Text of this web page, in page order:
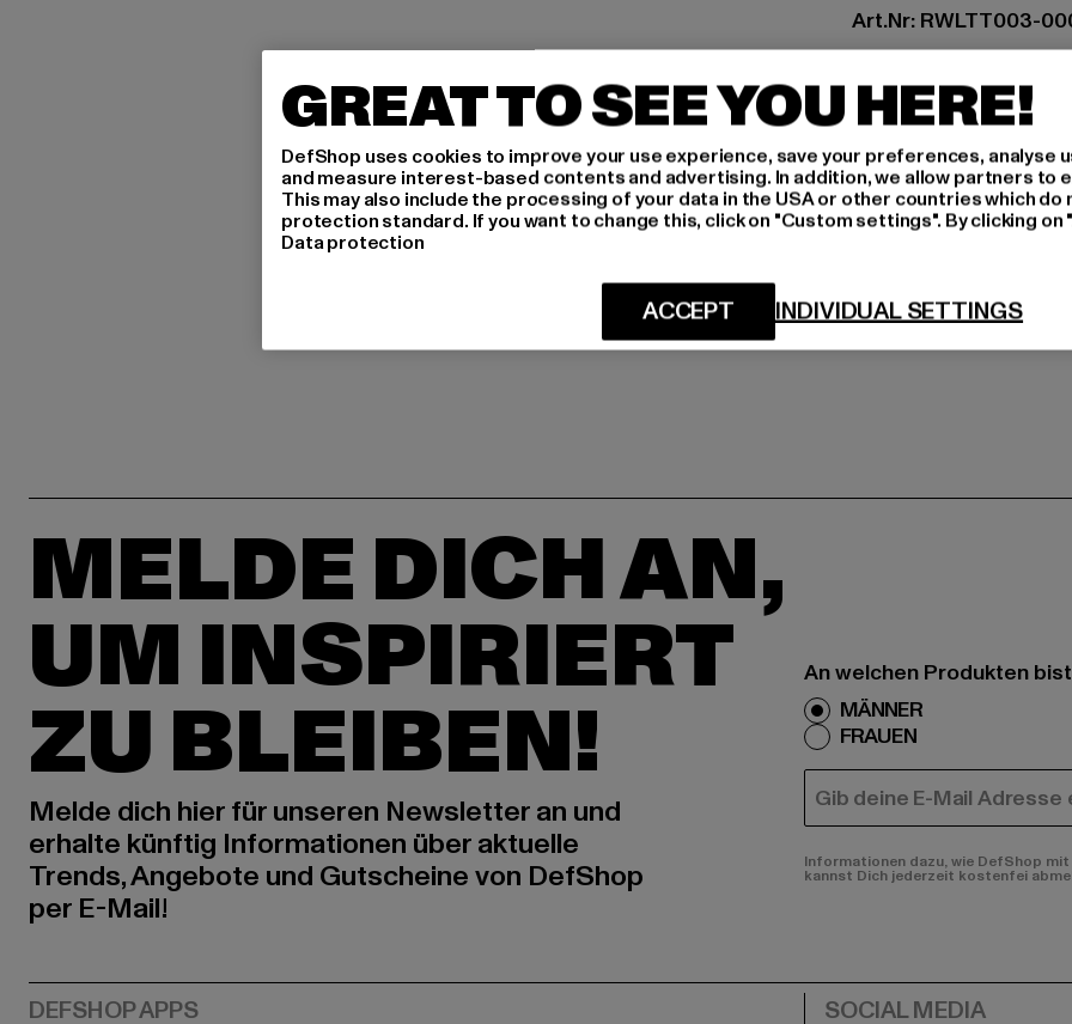
Art.Nr: RWLTT003-
Hersteller: TB
Dr.-Robert-Murjahn-
GRÖSSE
LIEFERUNG &
MELDE DICH AN,
UM INSPIRIERT
ZU BLEIBEN!
Melde dich hier für unseren Newsletter an und
erhalte künftig Informationen über aktuelle
Trends, Angebote und Gutscheine von DefShop
per E-Mail!
An welchen Produkten
MÄNNER
FRAUEN
E-MAIL
Informationen dazu, wie DefShop
kannst Dich jederzeit kostenfei
GREAT TO SEE YOU HERE!
DefShop uses cookies to improve your use experience, save your preferences, analyse
and measure interest-based contents and advertising. In addition, we allow partners to
This may also include the processing of your data in the USA or other countries which do
protection standard. If you want to change this, click on "Custom settings". By clicking
Data protection
INDIVIDUAL SETTINGS
ACCEPT